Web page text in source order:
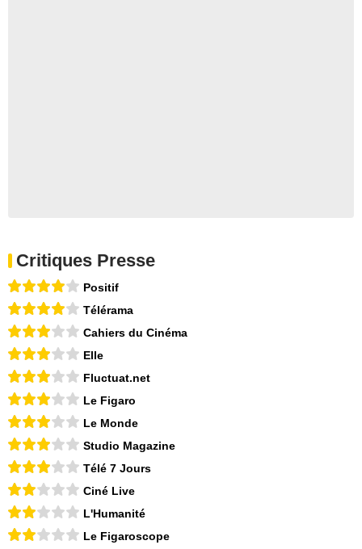
Critiques Presse
Positif
Télérama
Cahiers du Cinéma
Elle
Fluctuat.net
Le Figaro
Le Monde
Studio Magazine
Télé 7 Jours
Ciné Live
L'Humanité
Le Figaroscope